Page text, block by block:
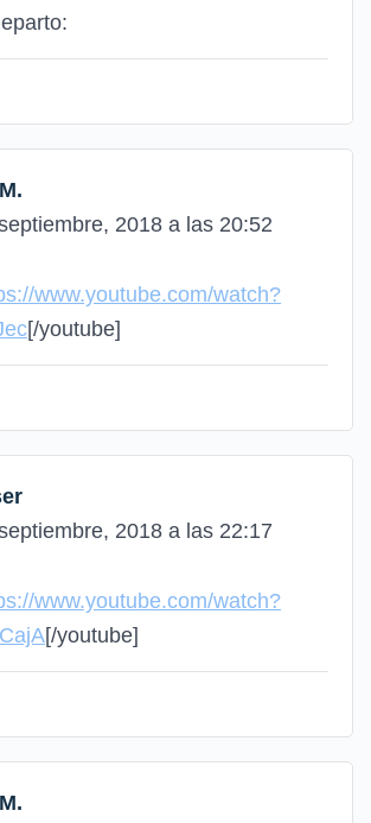
2018 a las 20:52
www.youtube.com/watch?
[/youtube]
2018 a las 22:17
www.youtube.com/watch?
[/youtube]